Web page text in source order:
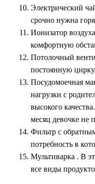
Электрический
срочно нужна
Ионизатор воздуха
комфортную
Потолочный
постоянную
Посудомоечная
нагрузки с
высокого качества.
месяц девочке не
Фильтр с
потребность в
Мультиварка . В
все виды